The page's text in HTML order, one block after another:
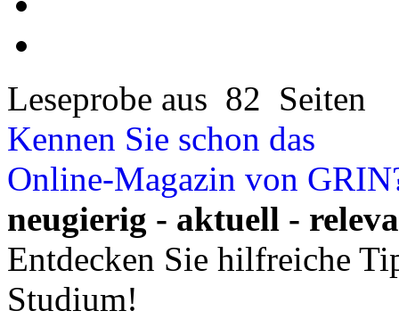
Leseprobe aus 82 Seiten
Kennen Sie schon das
Online-Magazin von
neugierig - aktuell -
Entdecken Sie hilfreiche
Studium!